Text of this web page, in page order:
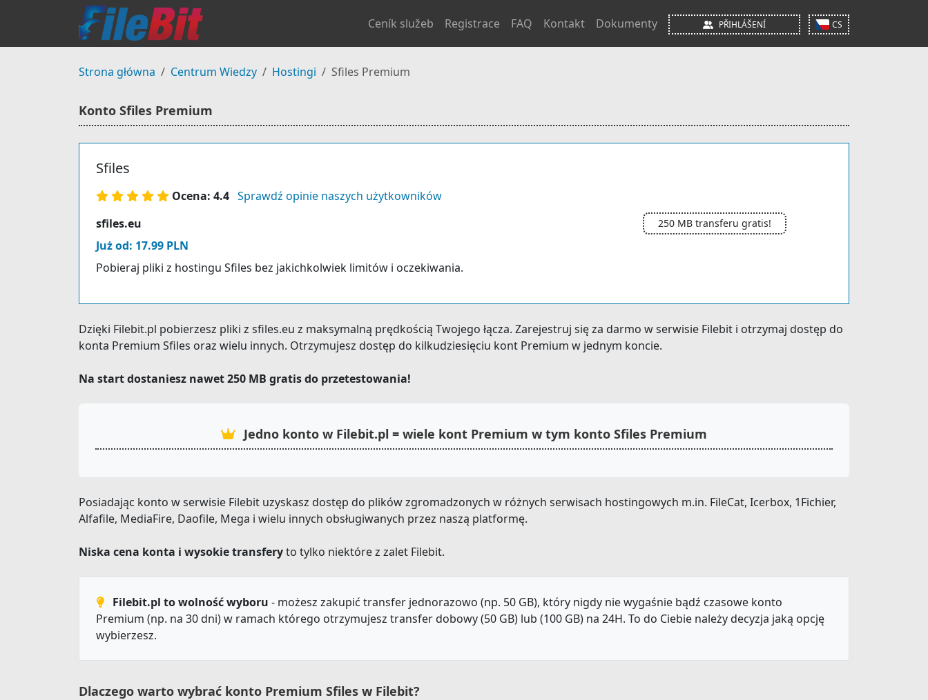
Ceník služeb Registrace FAQ Kontakt Dokumenty PŘIHLÁŠENÍ CS
Strona główna Centrum Wiedzy Hostingi Sfiles Premium
Konto Sfiles Premium
Sfiles
Ocena: 4.4 Sprawdź opinie naszych użytkowników
sfiles.eu
Już od: 17.99 PLN
Pobieraj pliki z hostingu Sfiles bez jakichkolwiek limitów i oczekiwania.
250 MB transferu gratis!
Dzięki Filebit.pl pobierzesz pliki z sfiles.eu z maksymalną prędkością Twojego łącza. Zarejestruj się za darmo w serwisie Filebit i otrzymaj dostęp do
konta Premium Sfiles oraz wielu innych. Otrzymujesz dostęp do kilkudziesięciu kont Premium w jednym koncie.
Na start dostaniesz nawet 250 MB gratis do przetestowania!
Jedno konto w Filebit.pl = wiele kont Premium w tym konto Sfiles Premium
Posiadając konto w serwisie Filebit uzyskasz dostęp do plików zgromadzonych w różnych serwisach hostingowych m.in. FileCat, Icerbox, 1Fichier,
Alfafile, MediaFire, Daofile, Mega i wielu innych obsługiwanych przez naszą platformę.
Niska cena konta i wysokie transferyto tylko niektóre z zalet Filebit.
Filebit.pl to wolność wyboru - możesz zakupić transfer jednorazowo (np. 50 GB), który nigdy nie wygaśnie bądź czasowe konto
Premium (np. na 30 dni) w ramach którego otrzymujesz transfer dobowy (50 GB) lub (100 GB) na 24H. To do Ciebie należy decyzja jaką opcję
wybierzesz.
Dlaczego warto wybrać konto Premium Sfiles w Filebit?